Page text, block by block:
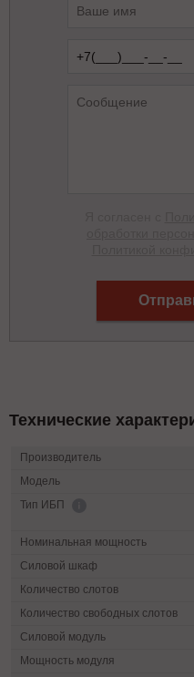
Технические
Производитель
Модель
Тип ИБП
Номинальная мощность
Силовой шкаф
Количество слотов
Количество свободных слотов
Силовой модуль
Мощность модуля